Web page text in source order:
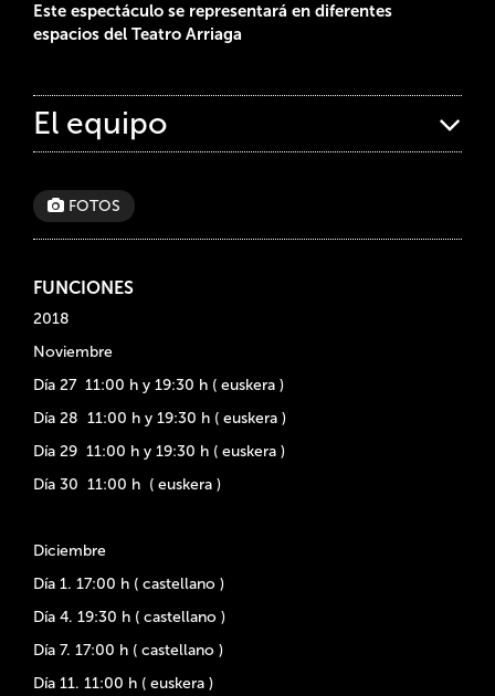
Este espectáculo se representará en diferentes
espacios del Teatro Arriaga
El equipo
FOTOS
FUNCIONES
2018
Noviembre
Día 27 11:00 h y 19:30 h ( euskera )
Día 28 11:00 h y 19:30 h ( euskera )
Día 29 11:00 h y 19:30 h ( euskera )
Día 30 11:00 h ( euskera )
Diciembre
Día 1. 17:00 h ( castellano )
Día 4. 19:30 h ( castellano )
Día 7. 17:00 h ( castellano )
Día 11. 11:00 h ( euskera )